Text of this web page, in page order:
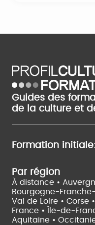
Guides des
de la culture et
Formation
Par région
À distance •
Bourgogne-
Val de Loire • Corse •
France •
Île-de-
Aquitaine •